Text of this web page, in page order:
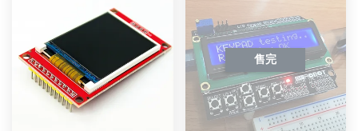
售完